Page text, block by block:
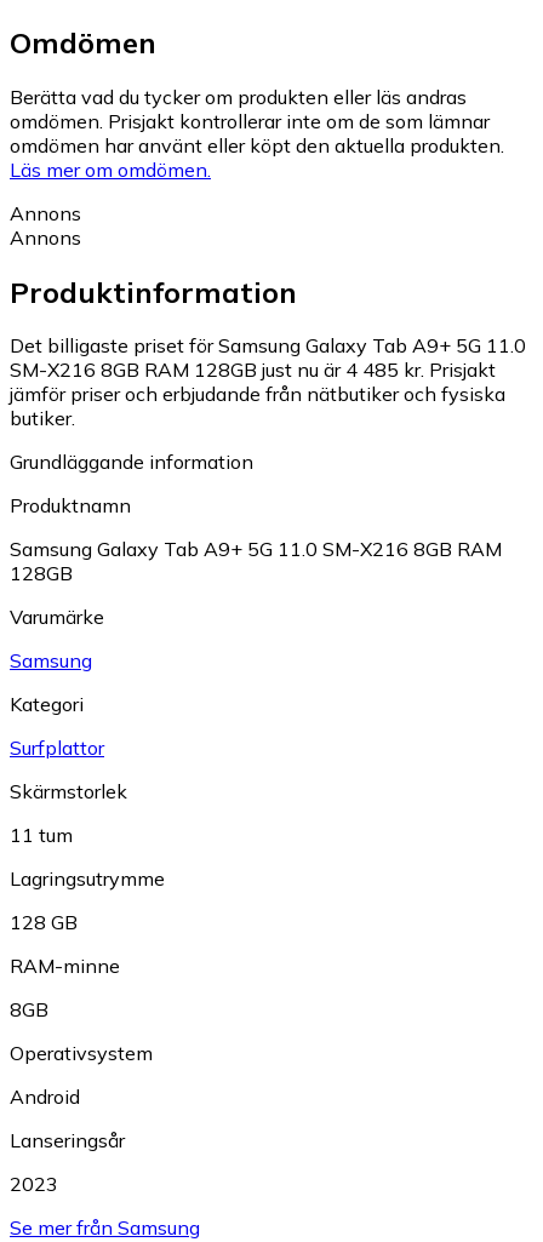
Omdömen
Berätta vad du tycker om produkten eller läs andras
omdömen. Prisjakt kontrollerar inte om de som lämnar
omdömen har använt eller köpt den aktuella produkten.
Läs mer om omdömen.
Annons
Annons
Produktinformation
Det billigaste priset för Samsung Galaxy Tab A9+ 5G 11.0
SM-X216 8GB RAM 128GB just nu är 4 485 kr. Prisjakt
jämför priser och erbjudande från nätbutiker och fysiska
butiker.
Grundläggande information
Produktnamn
Samsung Galaxy Tab A9+ 5G 11.0 SM-X216 8GB RAM
128GB
Varumärke
Samsung
Kategori
Surfplattor
Skärmstorlek
11 tum
Lagringsutrymme
128 GB
RAM-minne
8GB
Operativsystem
Android
Lanseringsår
2023
Se mer från Samsung